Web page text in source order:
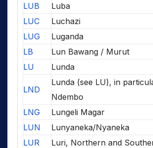
LUB
Luba
LUC
Luchazi
LUG
Luganda
LB
Lun Bawang / Murut
LU
Lunda
LND
Lunda (see LU), in
Ndembo
LNG
Lungeli Magar
LUN
Lunyaneka/Nyaneka
LUR
Luri, Northern and